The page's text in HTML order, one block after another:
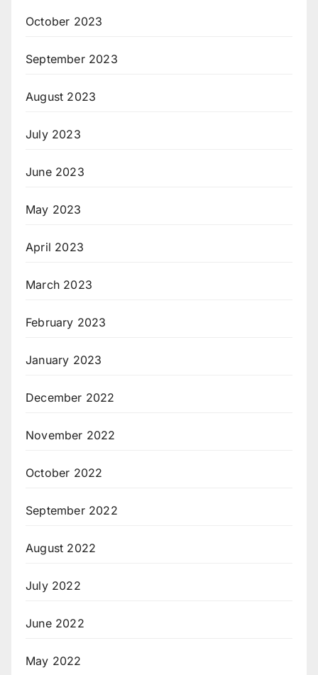
October 2023
September 2023
August 2023
July 2023
June 2023
May 2023
April 2023
March 2023
February 2023
January 2023
December 2022
November 2022
October 2022
September 2022
August 2022
July 2022
June 2022
May 2022